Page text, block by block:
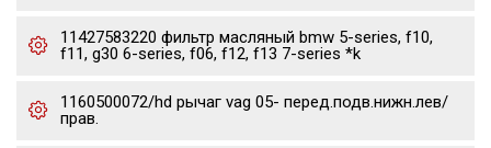
11427583220 фильтр масляный bmw 5-series, f10,
f11, g30 6-series, f06, f12, f13 7-series *k
1160500072/hd рычаг vag 05- перед.подв.нижн.лев/
прав.